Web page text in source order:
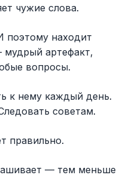
чужие слова.
поэтому находит
мудрый артефакт,
вопросы.
к нему каждый день.
советам.
правильно.
— тем меньше